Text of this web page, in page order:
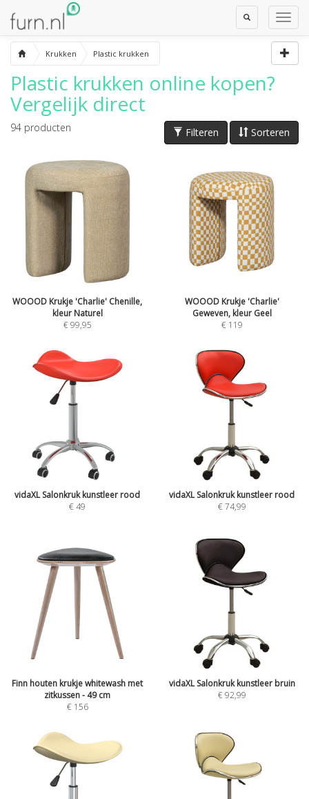
Toggle
Search
Krukken Plastic krukken
Plastic krukken online kopen?
Vergelijk direct
Sorteren
Filteren
94 producten
WOOOD Krukje 'Charlie' Chenille,
kleur Naturel
€99,95
WOOOD Krukje 'Charlie'
Geweven, kleur Geel
€ 119
vidaXL Salonkruk kunstleer rood
€49
vidaXL Salonkruk kunstleer rood
€74,99
Finn houten krukje whitewash met
zitkussen - 49 cm
€ 156
vidaXL Salonkruk kunstleer bruin
€92,99